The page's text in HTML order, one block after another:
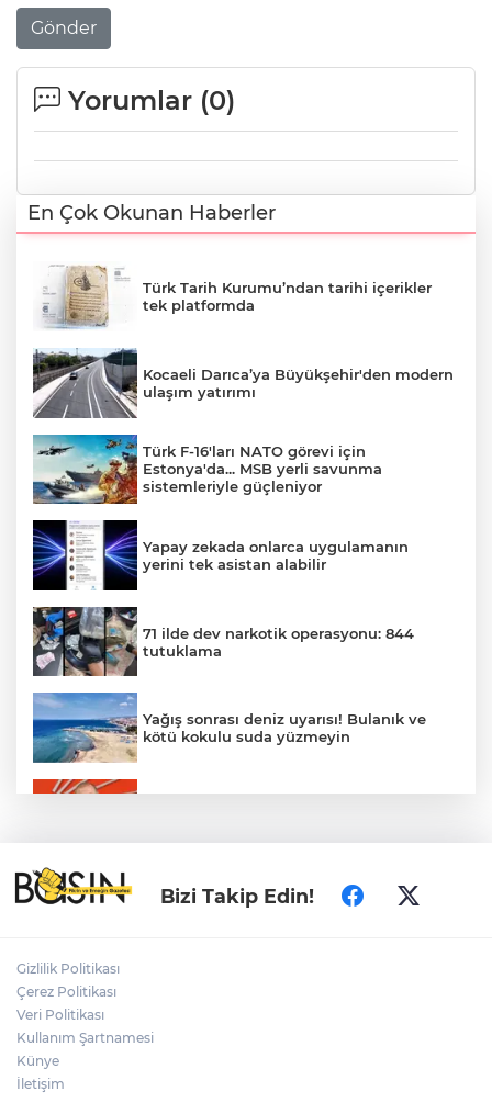
Gönder
Yorumlar (0)
En Çok Okunan Haberler
Türk Tarih Kurumu’ndan tarihi içerikler
tek platformda
Kocaeli Darıca’ya Büyükşehir'den modern
ulaşım yatırımı
Türk F-16'ları NATO görevi için
Estonya'da... MSB yerli savunma
sistemleriyle güçleniyor
Yapay zekada onlarca uygulamanın
yerini tek asistan alabilir
71 ilde dev narkotik operasyonu: 844
tutuklama
Yağış sonrası deniz uyarısı! Bulanık ve
kötü kokulu suda yüzmeyin
Türkiye ile Vietnam arasında 'hava'da
yeni dönem... Sefer kapasitesi artırıldı
Bizi Takip Edin!
Gizlilik Politikası
Çerez Politikası
Veri Politikası
Kullanım Şartnamesi
Künye
İletişim